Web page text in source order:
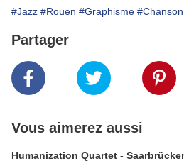
#Jazz #Rouen #Graphisme #Chanson
Partager
Vous aimerez aussi
Humanization Quartet -